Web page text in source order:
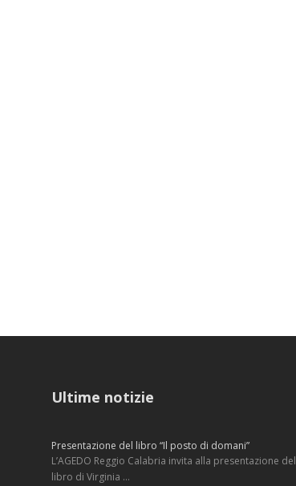
Ultime notizie
Presentazione del libro “Il posto di domani”
L’AGEDO Reggio Calabria invita alla presentazione del
libro di Virginia …